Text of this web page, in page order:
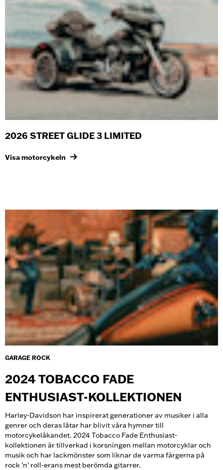
2026 STREET GLIDE 3 LIMITED
Visa motorcykeln
GARAGE ROCK
2024 TOBACCO FADE
ENTHUSIAST-KOLLEKTIONEN
Harley-Davidson har inspirerat generationer av musiker i alla
genrer och deras låtar har blivit våra hymner till
motorcykelåkandet. 2024 Tobacco Fade Enthusiast-
kollektionen är tillverkad i korsningen mellan motorcyklar och
musik och har lackmönster som liknar de varma färgerna på
rock 'n' roll-erans mest berömda gitarrer.